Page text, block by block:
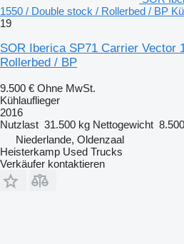
1550 / Double stock / Rollerbed / BP
19
SOR Iberica SP71 Carrier Vector
Rollerbed / BP
9.500 € Ohne MwSt.
Kühlauflieger
2016
Nutzlast 31.500 kg Nettogewicht
Niederlande, Oldenzaal
Heisterkamp Used Trucks
Verkäufer kontaktieren